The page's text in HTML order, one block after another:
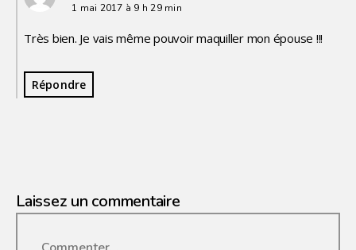
1 mai 2017 à 9 h 29 min
Très bien. Je vais même pouvoir maquiller mon épouse !!!
Répondre
Laissez un commentaire